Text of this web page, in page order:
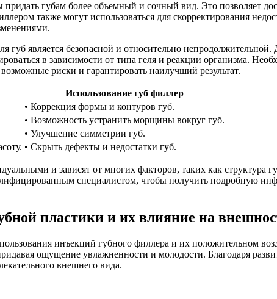
губам более объемный и сочный вид. Это позволяет
также могут использоваться для скорректирования
губ является безопасной и относительно
в зависимости от типа геля и реакции организма.
риски и гарантировать наилучший результат.
Использование губ филлер
• Коррекция формы и контуров губ.
• Возможность устранить морщины вокруг губ.
• Улучшение симметрии губ.
• Скрыть дефекты и недостатки губ.
и зависят от многих факторов, таких как структура
специалистом, чтобы получить подробную
пластики и их влияние на
инъекций губного филлера и их положительном
ощущение увлажненности и молодости. Благодаря
внешнего вида.